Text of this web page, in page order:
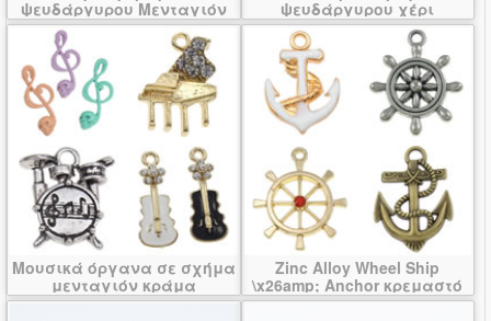
ψευδάργυρου Μενταγιόν
ψευδάργυρου χέρι
Μουσικά όργανα σε σχήμα
μενταγιόν κράμα
ψευδάργυρου
Zinc Alloy Wheel Ship
\x26amp; Anchor κρεμαστό
κόσμημα